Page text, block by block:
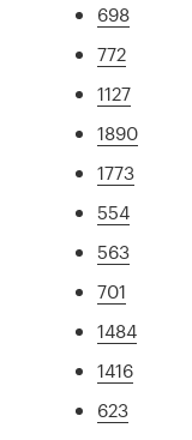
698
772
1127
1890
1773
554
563
701
1484
1416
623